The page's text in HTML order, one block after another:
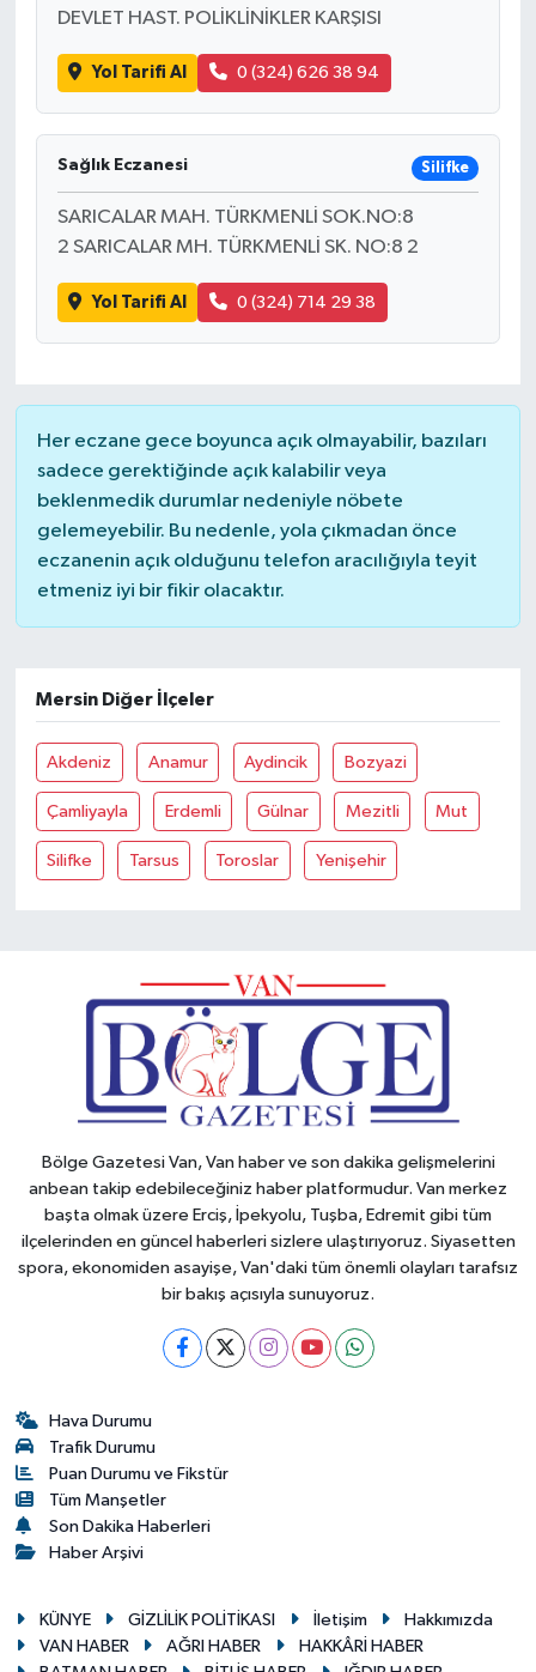
DEVLET HAST. POLİKLİNİKLER KARŞISI
Yol Tarifi Al 0 (324) 626 38 94
Sağlık Eczanesi Silifke
SARICALAR MAH. TÜRKMENLİ SOK.NO:8
2 SARICALAR MH. TÜRKMENLİ SK. NO:8 2
Yol Tarifi Al 0 (324) 714 29 38
Her eczane gece boyunca açık olmayabilir, bazıları
sadece gerektiğinde açık kalabilir veya
beklenmedik durumlar nedeniyle nöbete
gelemeyebilir. Bu nedenle, yola çıkmadan önce
eczanenin açık olduğunu telefon aracılığıyla teyit
etmeniz iyi bir fikir olacaktır.
Mersin Diğer İlçeler
Akdeniz Anamur Aydincik Bozyazi
Çamliyayla Erdemli Gülnar Mezitli Mut
Silifke Tarsus Toroslar Yenişehir
Bölge Gazetesi Van, Van haber ve son dakika gelişmelerini
anbean takip edebileceğiniz haber platformudur. Van merkez
başta olmak üzere Erciş, İpekyolu, Tuşba, Edremit gibi tüm
ilçelerinden en güncel haberleri sizlere ulaştırıyoruz. Siyasetten
spora, ekonomiden asayişe, Van'daki tüm önemli olayları tarafsız
bir bakış açısıyla sunuyoruz.
Hava Durumu
Trafik Durumu
Puan Durumu ve Fikstür
Tüm Manşetler
Son Dakika Haberleri
Haber Arşivi
KÜNYE GİZLİLİK POLİTİKASI İletişim
Hakkımızda
VAN HABER
AĞRI HABER
HAKKÂRİ HABER